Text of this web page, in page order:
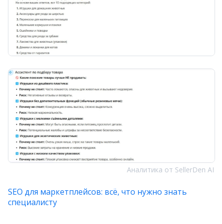
Аналитика от SellerDen AI
SEO для маркетплейсов: всё, что нужно знать
специалисту